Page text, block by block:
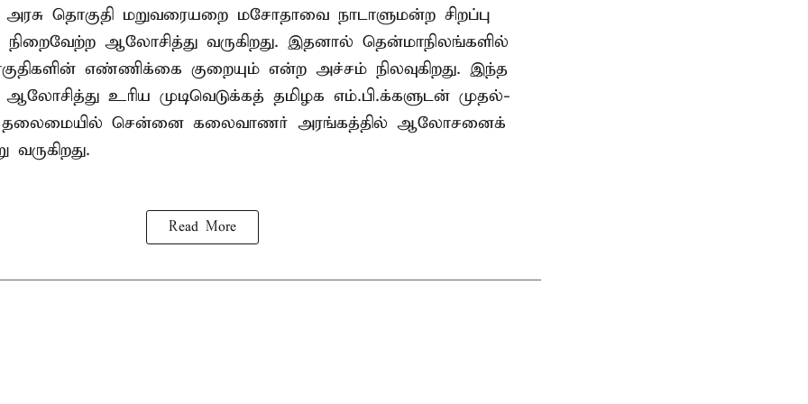
தொகுதி மறுவரையறை மசோதாவை நாடாளுமன்ற சிறப்பு
நிறைவேற்ற ஆலோசித்து வருகிறது. இதனால் தென்மாநிலங்களில்
எண்ணிக்கை குறையும் என்ற அச்சம் நிலவுகிறது. இந்த
ஆலோசித்து உரிய முடிவெடுக்கத் தமிழக எம்.பி.க்களுடன் முதல்-
தலைமையில் சென்னை கலைவாணர் அரங்கத்தில் ஆலோசனைக்
Read More